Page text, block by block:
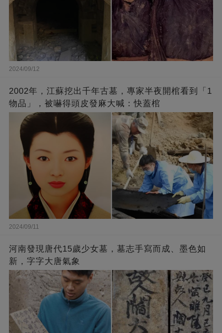
2024/09/12
2002年，江蘇挖出千年古墓，專家半夜開棺看到「1
物品」，被嚇得頭皮發麻大喊：快蓋棺
2024/09/11
河南發現唐代15歲少女墓，墓志手寫而成、墨色如
新，字字大唐氣象